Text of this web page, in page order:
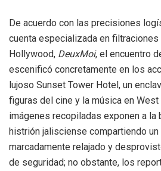
De acuerdo con las precisiones
cuenta especializada en
Hollywood, DeuxMoi, el encuentro
escenificó concretamente en los
lujoso Sunset Tower Hotel, un
figuras del cine y la música en
imágenes recopiladas exponen a la
histrión jalisciense compartiendo un
marcadamente relajado y
de seguridad; no obstante, los